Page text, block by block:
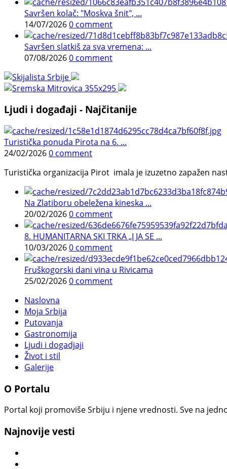
Savršen kolač: "Moskva šnit", ...
14/07/20260 comment
Savršen slatkiš za sva vremena: ...
07/08/20260 comment
Ljudi i događaji - Najčitanije
Turistička ponuda Pirota na 6. ...
24/02/20260 comment
Turistička organizacija Pirot imala je izuzetno zapažen
Na Zlatiboru obeležena kineska ...
20/02/20260 comment
8. HUMANITARNA SKI TRKA „I JA SE ...
10/03/20260 comment
Fruškogorski dani vina u Rivicama
25/02/20260 comment
Naslovna
Moja Srbija
Putovanja
Gastronomija
Ljudi i dogadjaji
Život i stil
Galerije
O Portalu
Portal koji promoviše Srbiju i njene vrednosti. Sve na
Najnovije vesti